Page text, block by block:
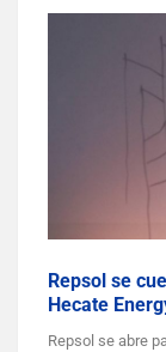
Repsol se
Hecate
Repsol se abre